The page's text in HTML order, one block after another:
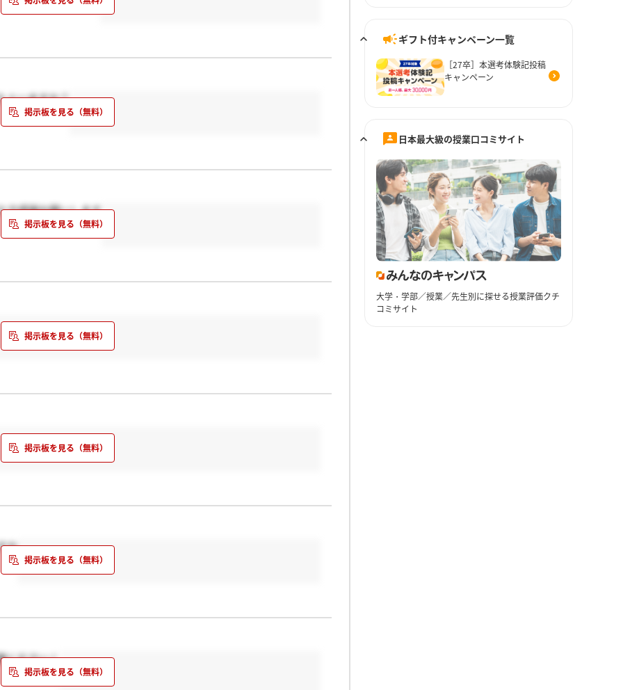
人いますか？
方感謝お願いします
か
ください！
ギフト付キャンペーン一覧
［27卒］本選考体験記投稿
キャンペーン
日本最大級の授業口コミサイト
大学・学部／授業／先生別に探せる授業評価クチ
コミサイト